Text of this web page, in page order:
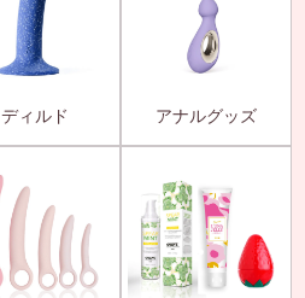
ディルド アナルグッズ